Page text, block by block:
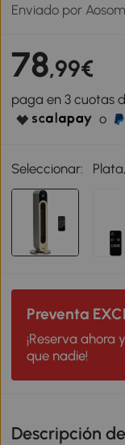
Enviado por
78,99€
paga en 3 cuotas
o
Seleccionar:
Preventa
¡Reserva ahora
que nadie!
Descripción